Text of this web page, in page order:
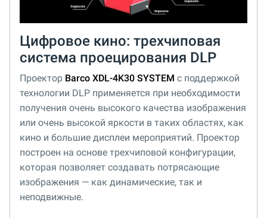
Цифровое кино: трехчиповая
система проецирования DLP
Проектор Barco XDL-4K30 SYSTEM с поддержкой
технологии DLP применяется при необходимости
получения очень высокого качества изображения
или очень высокой яркости в таких областях, как
кино и большие дисплеи мероприятий. Проектор
построен на основе трехчиповой конфигурации,
которая позволяет создавать потрясающие
изображения — как динамические, так и
неподвижные.